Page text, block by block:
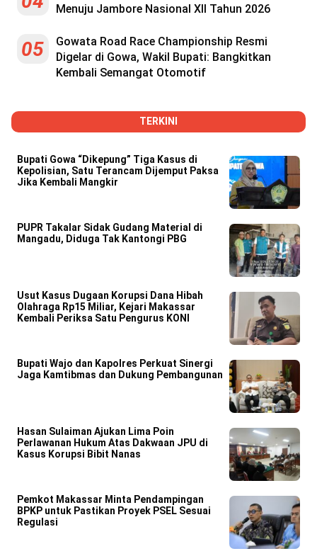
Menuju Jambore Nasional XII Tahun 2026
05
Gowata Road Race Championship Resmi
Digelar di Gowa, Wakil Bupati: Bangkitkan
Kembali Semangat Otomotif
TERKINI
Bupati Gowa “Dikepung” Tiga Kasus di
Kepolisian, Satu Terancam Dijemput Paksa
Jika Kembali Mangkir
PUPR Takalar Sidak Gudang Material di
Mangadu, Diduga Tak Kantongi PBG
Usut Kasus Dugaan Korupsi Dana Hibah
Olahraga Rp15 Miliar, Kejari Makassar
Kembali Periksa Satu Pengurus KONI
Bupati Wajo dan Kapolres Perkuat Sinergi
Jaga Kamtibmas dan Dukung Pembangunan
Hasan Sulaiman Ajukan Lima Poin
Perlawanan Hukum Atas Dakwaan JPU di
Kasus Korupsi Bibit Nanas
Pemkot Makassar Minta Pendampingan
BPKP untuk Pastikan Proyek PSEL Sesuai
Regulasi